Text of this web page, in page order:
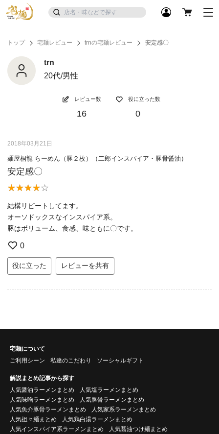
トップ 宅麺レビュー trnの宅麺レビュー 安定感〇
trn
20代/男性
レビュー数
16
役に立った数
0
2018年03月21日
麺屋桐龍 らーめん（豚２枚）（二郎インスパイア・豚骨醤油）
安定感〇
結構リピートしてます。
オーソドックスなインスパイア系。
豚はボリューム、食感、味ともに〇です。
0
役に立った レビューを共有
宅麺について
ご利用シーン
私達のこだわり ソーシャルギフト
解説まとめ記事から探す
人気醤油ラーメンまとめ
人気塩ラーメンまとめ
人気味噌ラーメンまとめ
人気豚骨ラーメンまとめ
人気魚介豚骨ラーメンまとめ
人気家系ラーメンまとめ
人気担々麺まとめ
人気鶏白湯ラーメンまとめ
人気インスパイア系ラーメンまとめ
人気醤油つけ麺まとめ